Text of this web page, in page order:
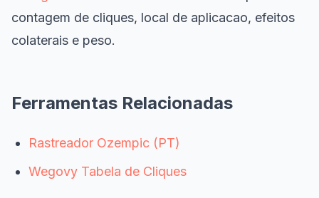
contagem de cliques, local de aplicacao, efeitos
colaterais e peso.
Ferramentas Relacionadas
Rastreador Ozempic (PT)
Wegovy Tabela de Cliques